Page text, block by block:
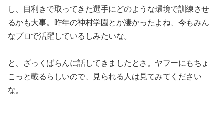
し、目利きで取ってきた選手にどのような環境で訓練させ
るかも大事。昨年の神村学園とか凄かったよね、今もみん
なプロで活躍しているしみたいな。
と、ざっくばらんに話してきましたとさ。ヤフーにもちょ
こっと載るらしいので、見られる人は見てみてください
な。